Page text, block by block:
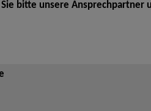
bitte unsere Ansprechpartner